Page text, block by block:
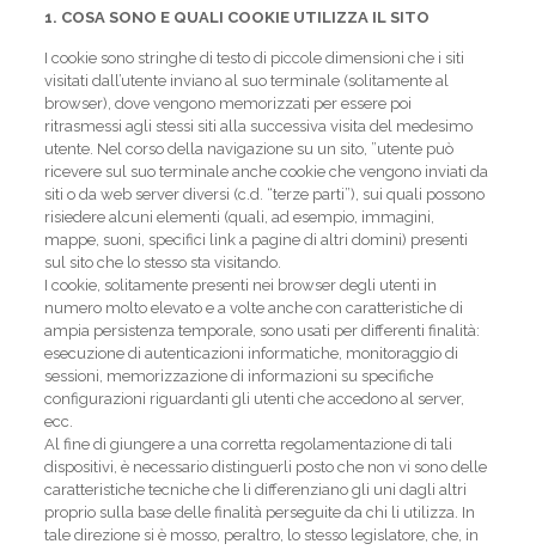
1. COSA SONO E QUALI COOKIE UTILIZZA IL SITO
I cookie sono stringhe di testo di piccole dimensioni che i siti
visitati dall’utente inviano al suo terminale (solitamente al
browser), dove vengono memorizzati per essere poi
ritrasmessi agli stessi siti alla successiva visita del medesimo
utente. Nel corso della navigazione su un sito, ”utente può
ricevere sul suo terminale anche cookie che vengono inviati da
siti o da web server diversi (c.d. “terze parti”), sui quali possono
risiedere alcuni elementi (quali, ad esempio, immagini,
mappe, suoni, specifici link a pagine di altri domini) presenti
sul sito che lo stesso sta visitando.
I cookie, solitamente presenti nei browser degli utenti in
numero molto elevato e a volte anche con caratteristiche di
ampia persistenza temporale, sono usati per differenti finalità:
esecuzione di autenticazioni informatiche, monitoraggio di
sessioni, memorizzazione di informazioni su specifiche
configurazioni riguardanti gli utenti che accedono al server,
ecc.
Al fine di giungere a una corretta regolamentazione di tali
dispositivi, è necessario distinguerli posto che non vi sono delle
caratteristiche tecniche che li differenziano gli uni dagli altri
proprio sulla base delle finalità perseguite da chi li utilizza. In
tale direzione si è mosso, peraltro, lo stesso legislatore, che, in